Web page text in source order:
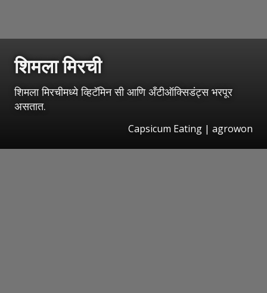
शिमला मिरची
शिमला मिरचीमध्ये व्हिटॅमिन सी आणि अँटीऑक्सिडंट्स भरपूर
असतात.
Capsicum Eating | agrowon